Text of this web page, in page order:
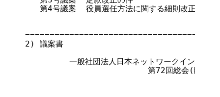
   第4号議案  役員選任方法に関する細則改正の件
2) 議案書
一般社団法人日本ネットワークインフォメ
第72回総会(臨時)